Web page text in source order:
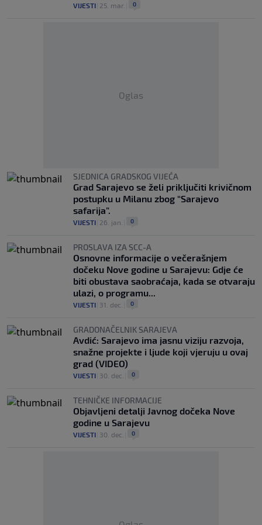
VIJESTI 25. mar. 0
Oglas
SJEDNICA GRADSKOG VIJEĆA
Grad Sarajevo se želi priključiti krivičnom
postupku u Milanu zbog “Sarajevo
safarija”.
VIJESTI 26. jan. 0
PROSLAVA IZA SCC-A
Osnovne informacije o večerašnjem
dočeku Nove godine u Sarajevu: Gdje će
biti obustava saobraćaja, kada se otvaraju
ulazi, o programu...
VIJESTI 31. dec. 0
GRADONAČELNIK SARAJEVA
Avdić: Sarajevo ima jasnu viziju razvoja,
snažne projekte i ljude koji vjeruju u ovaj
grad (VIDEO)
VIJESTI 30. dec. 0
TEHNIČKE INFORMACIJE
Objavljeni detalji Javnog dočeka Nove
godine u Sarajevu
VIJESTI 30. dec. 0